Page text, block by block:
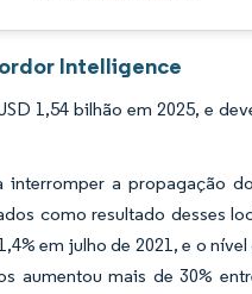
Intelligence
1,54 bilhão em 2025, e
a propagação
como resultado desses
em julho de 2021, e o
aumentou mais de 30%